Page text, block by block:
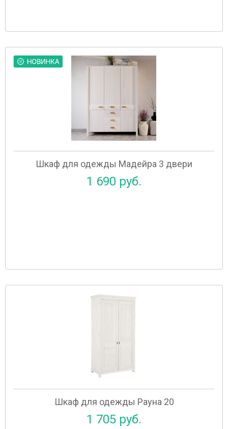
Шкаф для одежды Мадейра 3 двери
1 690 руб.
Шкаф для одежды Рауна 20
1 705 руб.